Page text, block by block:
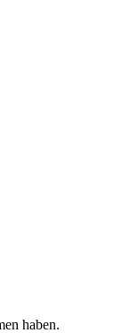
haben.